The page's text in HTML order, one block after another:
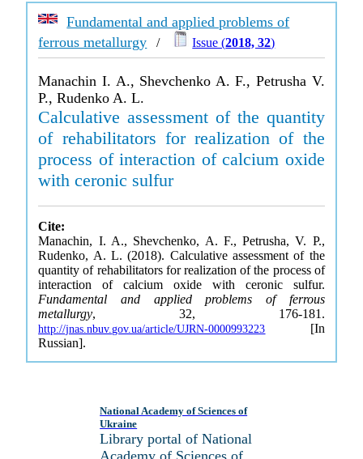
Fundamental and applied problems of
ferrous metallurgy / Issue (2018, 32)
Manachin I. A., Shevchenko A. F., Petrusha V.
P., Rudenko A. L.
Calculative assessment of the quantity
of rehabilitators for realization of the
process of interaction of calcium oxide
with ceronic sulfur
Cite:
Manachin, I. A., Shevchenko, A. F., Petrusha, V. P.,
Rudenko, A. L. (2018). Calculative assessment of the
quantity of rehabilitators for realization of the process of
interaction of calcium oxide with ceronic sulfur.
Fundamental and applied problems of ferrous
metallurgy, 32, 176-181.
http://jnas.nbuv.gov.ua/article/UJRN-0000993223 [In
Russian].
National Academy of Sciences of
Ukraine
Library portal of National
Academy of Sciences of